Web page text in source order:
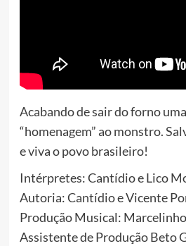
Acabando de sair do forno
“homenagem” ao monstro.
e viva o povo brasileiro!
Intérpretes: Cantídio e Lico
Autoria: Cantídio e Vicente
Produção Musical:
Assistente de Produção Beto